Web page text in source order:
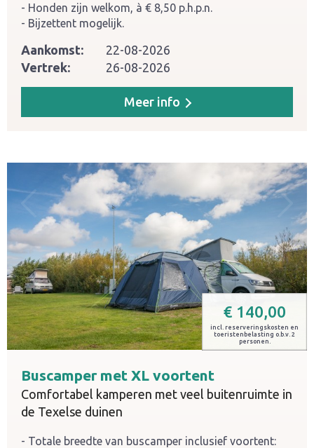
€ 140,00
incl. reserveringskosten en
toeristenbelasting o.b.v. 2
personen.
Buscamper met XL voortent
Comfortabel kamperen met veel buitenruimte in
de Texelse duinen
Totale breedte van buscamper inclusief voortent:
Honden zijn welkom, à € 8,50 p.h.p.n.
Bijzettent mogelijk.
Aankomst:
22-08-2026
Vertrek:
26-08-2026
Meer info